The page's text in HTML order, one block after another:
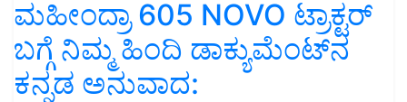
ಮಹೀಂದ್ರಾ 605 NOVO ಟ್ರಾಕ್ಟರ್
ಬಗ್ಗೆ ನಿಮ್ಮ ಹಿಂದಿ ಡಾಕ್ಯುಮೆಂಟ್‌ನ
ಕನ್ನಡ ಅನುವಾದ: